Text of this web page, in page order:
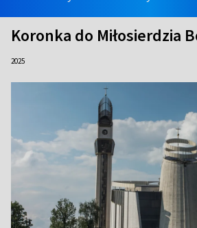
Koronka do Miłosierdzia
2025